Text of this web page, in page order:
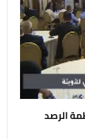
الرصد